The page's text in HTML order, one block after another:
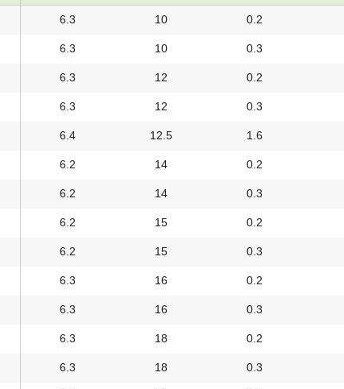
6.3 10 0.2
6.3 10 0.3
6.3 12 0.2
6.3 12 0.3
6.4 12.5 1.6
6.2 14 0.2
6.2 14 0.3
6.2 15 0.2
6.2 15 0.3
6.3 16 0.2
6.3 16 0.3
6.3 18 0.2
6.3 18 0.3